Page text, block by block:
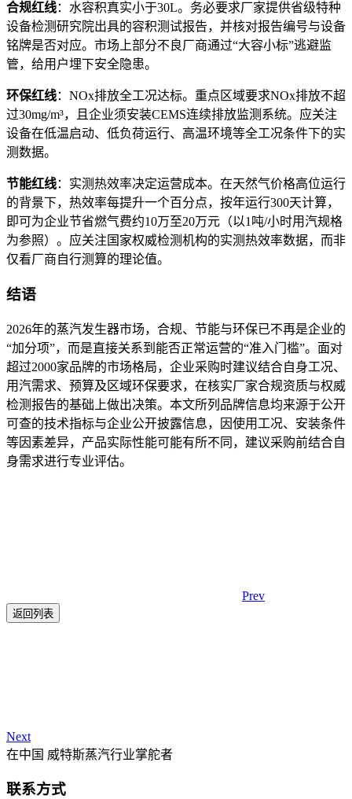
合规红线：水容积真实小于30L。务必要求厂家提供省级特种
设备检测研究院出具的容积测试报告，并核对报告编号与设备
铭牌是否对应。市场上部分不良厂商通过“大容小标”逃避监
管，给用户埋下安全隐患。
环保红线：NOx排放全工况达标。重点区域要求NOx排放不超
过30mg/m³，且企业须安装CEMS连续排放监测系统。应关注
设备在低温启动、低负荷运行、高温环境等全工况条件下的实
测数据。
节能红线：实测热效率决定运营成本。在天然气价格高位运行
的背景下，热效率每提升一个百分点，按年运行300天计算，
即可为企业节省燃气费约10万至20万元（以1吨/小时用汽规格
为参照） 。应关注国家权威检测机构的实测热效率数据，而非
仅看厂商自行测算的理论值。
结语
2026年的蒸汽发生器市场，合规、节能与环保已不再是企业的
“加分项”，而是直接关系到能否正常运营的“准入门槛”。面对
超过2000家品牌的市场格局，企业采购时建议结合自身工况、
用汽需求、预算及区域环保要求，在核实厂家合规资质与权威
检测报告的基础上做出决策。本文所列品牌信息均来源于公开
可查的技术指标与企业公开披露信息，因使用工况、安装条件
等因素差异，产品实际性能可能有所不同，建议采购前结合自
身需求进行专业评估。
Prev
返回列表
Next
在中国 威特斯蒸汽行业掌舵者
联系方式